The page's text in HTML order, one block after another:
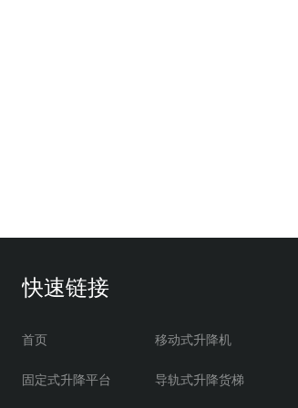
快速链接
首页 移动式升降机
固定式升降平台 导轨式升降货梯